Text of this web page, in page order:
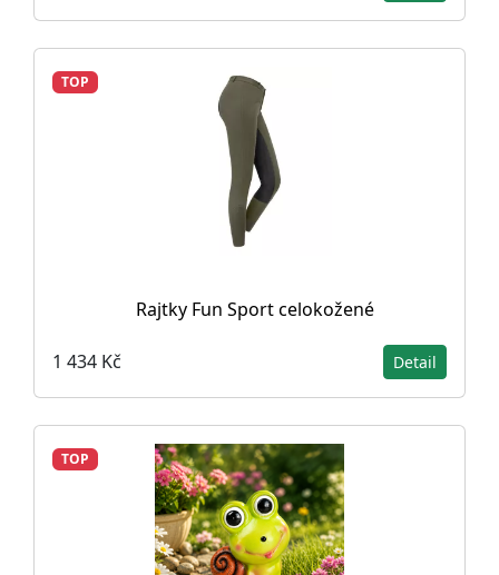
TOP
Rajtky Fun Sport celokožené
1 434 Kč Detail
TOP